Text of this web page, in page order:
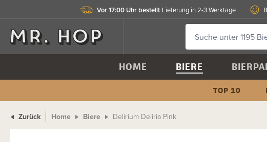
Vor 17:00 Uhr bestellt Lieferung in 2-3 Werktage
HOME BIERE
TOP 10
Zurück Home Biere Delirium Deliria Pink